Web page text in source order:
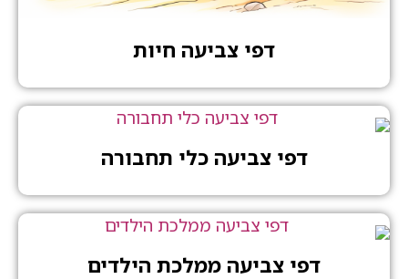
דפי צביעה חיות
דפי צביעה כלי תחבורה
דפי צביעה ממלכת הילדים